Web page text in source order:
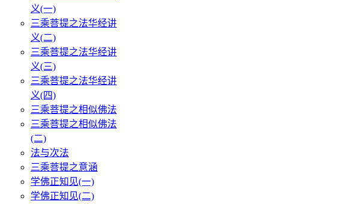
义(一)
三乘菩提之法华经讲
义(二)
三乘菩提之法华经讲
义(三)
三乘菩提之法华经讲
义(四)
三乘菩提之相似佛法
三乘菩提之相似佛法
(二)
法与次法
三乘菩提之意涵
学佛正知见(一)
学佛正知见(二)